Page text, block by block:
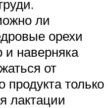
ли
орехи
и наверняка
от
продукта только
лактации